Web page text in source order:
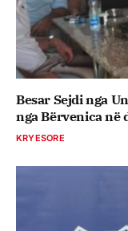
Besar Sejdi nga
nga Bërvenica në
KRYESORE